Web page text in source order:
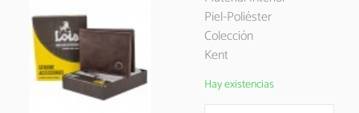
Piel-Poliéster
Colección
Kent
Hay existencias